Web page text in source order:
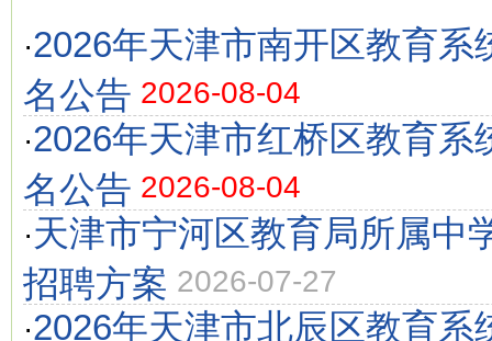
·2026年天津市南开区教育系
名公告 2026-08-04
·2026年天津市红桥区教育系
名公告 2026-08-04
·天津市宁河区教育局所属中
招聘方案 2026-07-27
·2026年天津市北辰区教育系